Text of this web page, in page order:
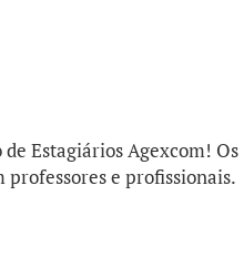
Estagiários Agexcom! Os
e profissionais.